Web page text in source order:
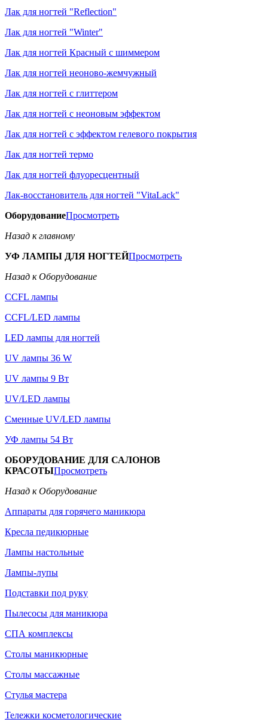
Лак для ногтей "Reflection"
Лак для ногтей "Winter"
Лак для ногтей Красный с шиммером
Лак для ногтей неоново-жемчужный
Лак для ногтей с глиттером
Лак для ногтей с неоновым эффектом
Лак для ногтей с эффектом гелевого покрытия
Лак для ногтей термо
Лак для ногтей флуоресцентный
Лак-восстановитель для ногтей "VitaLack"
ОборудованиеПросмотреть
Назад к главному
УФ ЛАМПЫ ДЛЯ НОГТЕЙПросмотреть
Назад к Оборудование
CCFL лампы
CCFL/LED лампы
LED лампы для ногтей
UV лампы 36 W
UV лампы 9 Вт
UV/LED лампы
Сменные UV/LED лампы
УФ лампы 54 Вт
ОБОРУДОВАНИЕ ДЛЯ САЛОНОВ
КРАСОТЫПросмотреть
Назад к Оборудование
Аппараты для горячего маникюра
Кресла педикюрные
Лампы настольные
Лампы-лупы
Подставки под руку
Пылесосы для маникюра
СПА комплексы
Столы маникюрные
Столы массажные
Стулья мастера
Тележки косметологические